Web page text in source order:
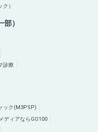
）
）
診療
ック(M3PSP)
ディアならGO100